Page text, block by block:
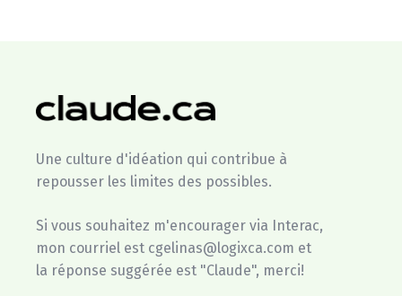
Une culture d'idéation qui contribue à
repousser les limites des possibles.
Si vous souhaitez m'encourager via Interac,
mon courriel est cgelinas@logixca.com et
la réponse suggérée est "Claude", merci!